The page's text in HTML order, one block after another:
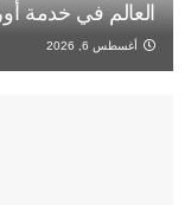
العالم في خدمة
أغسطس 6, 2026